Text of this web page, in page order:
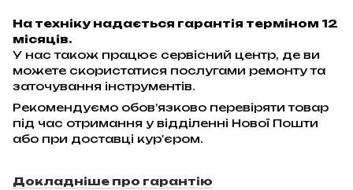
На техніку надається гарантія терміном 12
місяців.
У нас також працює сервісний центр, де ви
можете скористатися послугами ремонту та
заточування інструментів.
Рекомендуємо обов’язково перевіряти товар
під час отримання у відділенні Нової Пошти
або при доставці кур'єром.
Докладніше про гарантію